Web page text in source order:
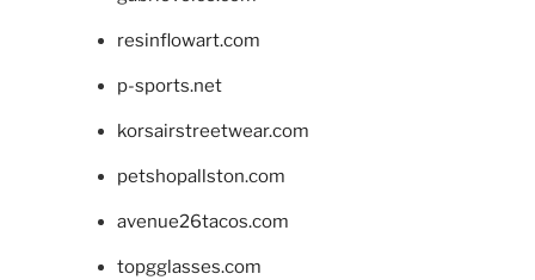
resinflowart.com
p-sports.net
korsairstreetwear.com
petshopallston.com
avenue26tacos.com
topgglasses.com